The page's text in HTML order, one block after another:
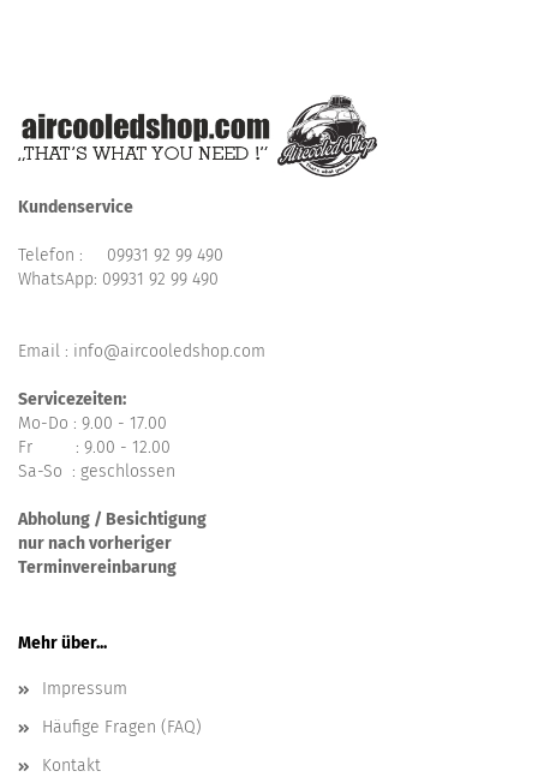
Kundenservice
Telefon : 09931 92 99 490
WhatsApp: 09931 92 99 490
Email : info@aircooledshop.com
Servicezeiten:
Mo-Do : 9.00 - 17.00
Fr : 9.00 - 12.00
Sa-So : geschlossen
Abholung / Besichtigung
nur nach vorheriger
Terminvereinbarung
Mehr über...
Impressum
Häufige Fragen (FAQ)
Kontakt